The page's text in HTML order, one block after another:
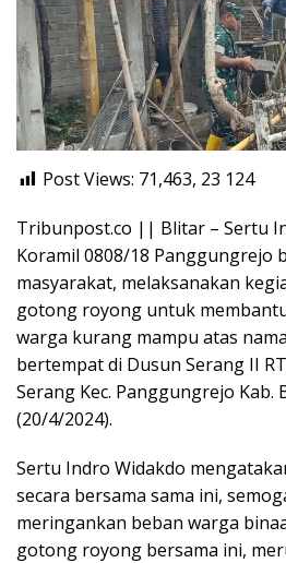
Post Views: 71,463, 23 124
Tribunpost.co || Blitar – Sertu
Koramil 0808/18 Panggungrejo
masyarakat, melaksanakan
gotong royong untuk
warga kurang mampu atas
bertempat di Dusun Serang II
Serang Kec. Panggungrejo Kab.
(20/4/2024).
Sertu Indro Widakdo
secara bersama sama ini,
meringankan beban warga
gotong royong bersama ini,